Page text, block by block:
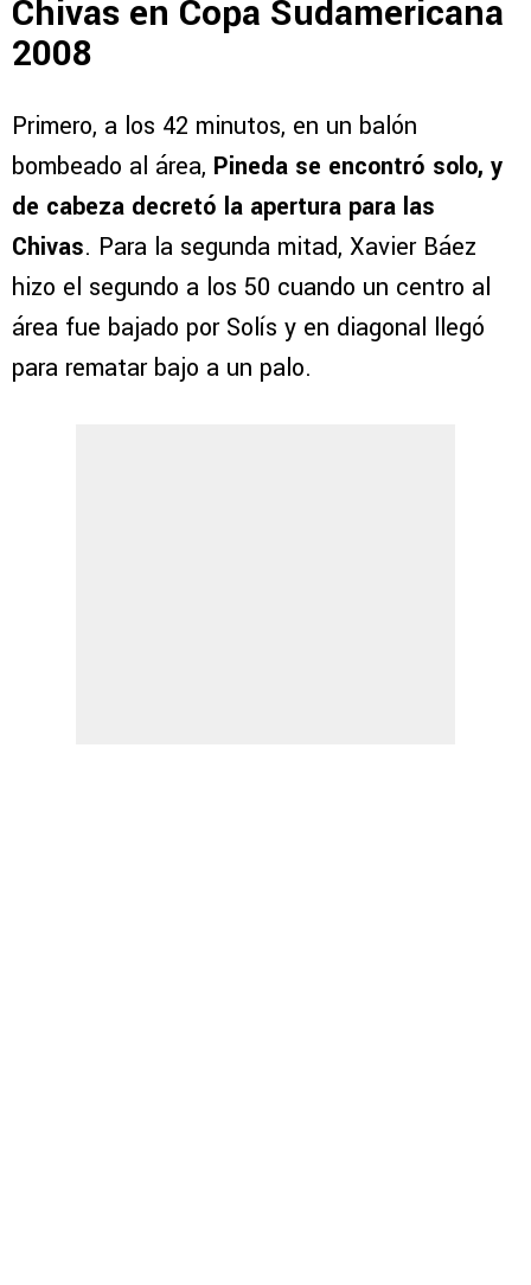
Chivas en Copa Sudamericana
2008
Primero, a los 42 minutos, en un balón
bombeado al área, Pineda se encontró solo, y
de cabeza decretó la apertura para las
Chivas. Para la segunda mitad, Xavier Báez
hizo el segundo a los 50 cuando un centro al
área fue bajado por Solís y en diagonal llegó
para rematar bajo a un palo.